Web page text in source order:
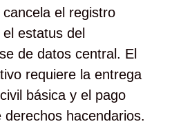
el registro
estatus del
de datos central. El
requiere la entrega
básica y el pago
hacendarios.